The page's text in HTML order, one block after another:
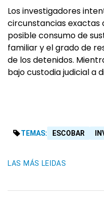
Los investigadores
circunstancias exactas
posible consumo de
familiar y el grado de
de los detenidos.
bajo custodia judicial a
TEMAS: ESCOBAR
LAS MÁS LEIDAS